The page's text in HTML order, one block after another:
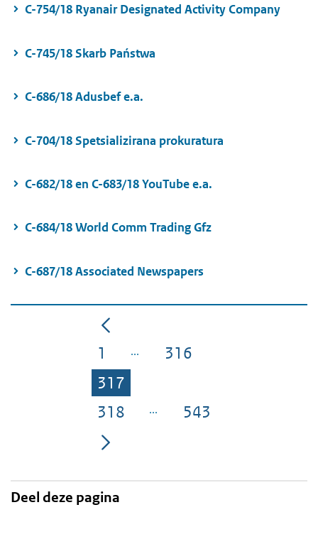
C-754/18 Ryanair Designated Activity Company
C-745/18 Skarb Państwa
C-686/18 Adusbef e.a.
C-704/18 Spetsializirana prokuratura
C-682/18 en C-683/18 YouTube e.a.
C-684/18 World Comm Trading Gfz
C-687/18 Associated Newspapers
Pagina
1 Pagina
316
Pagina
317
Pagina
318 Pagina
543
Deel deze pagina